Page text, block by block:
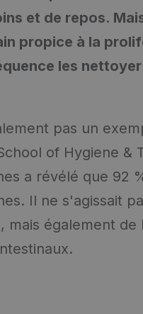
et de repos.
propice à la
les nettoyer
pas un
of Hygiene &
a révélé que 92
Il ne s'agissait
également de